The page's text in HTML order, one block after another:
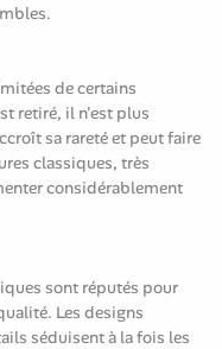
de certains
retiré, il n'est plus
sa rareté et peut faire
classiques, très
considérablement
sont réputés pour
Les designs
séduisent à la fois les